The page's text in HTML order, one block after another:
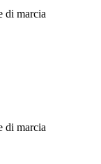
di marcia
di marcia